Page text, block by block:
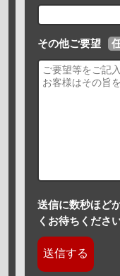
その他ご要望
送信に数秒ほど
くお待ちください